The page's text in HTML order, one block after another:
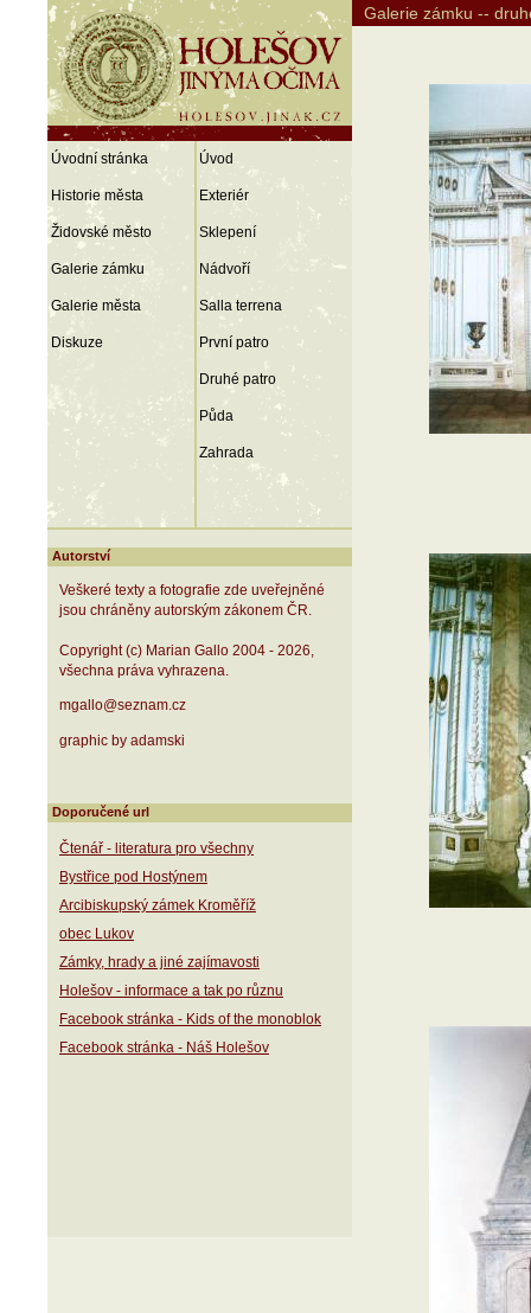
Galerie zámku --
Úvodní stránka
Historie města
Židovské město
Galerie zámku
Úvod
Exteriér
Sklepení
Nádvoří
Salla terrena
První patro
Druhé patro
Půda
Zahrada
Galerie města
Diskuze
Autorství
Veškeré texty a fotografie zde uveřejněné
jsou chráněny autorským zákonem ČR.
Copyright (c) Marian Gallo 2004 - 2026,
všechna práva vyhrazena.
mgallo@seznam.cz
graphic by adamski
Doporučené url
Čtenář - literatura pro všechny
Bystřice pod Hostýnem
Arcibiskupský zámek Kroměříž
obec Lukov
Zámky, hrady a jiné zajímavosti
Holešov - informace a tak po různu
Facebook stránka - Kids of the monoblok
Facebook stránka - Náš Holešov